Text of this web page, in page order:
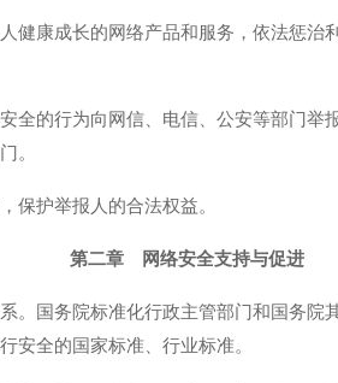
康成长的网络产品和服务，依法惩治
的行为向网信、电信、公安等部门举
。
保护举报人的合法权益。
第二章 网络安全支持与促进
国务院标准化行政主管部门和国务院
安全的国家标准、行业标准。